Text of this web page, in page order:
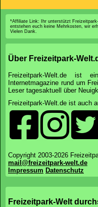
*Affiliate Link: Ihr unterstützt
entstehen euch keine Mehrkosten, wir
Vielen Dank.
Über Freizeitpark-
Freizeitpark-Welt.de ist
Internetmagazine rund um
Leser tagesaktuell über
Freizeitpark-Welt.de ist auch
Copyright 2003-2026
mail@freizeitpark-welt.de
Impressum Datenschutz
Freizeitpark-Welt